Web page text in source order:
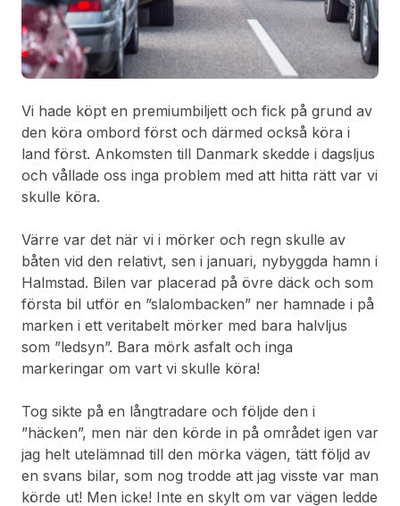
Vi hade köpt en premiumbiljett och fick på grund av
den köra ombord först och därmed också köra i
land först. Ankomsten till Danmark skedde i dagsljus
och vållade oss inga problem med att hitta rätt var vi
skulle köra.
Värre var det när vi i mörker och regn skulle av
båten vid den relativt, sen i januari, nybyggda hamn i
Halmstad. Bilen var placerad på övre däck och som
första bil utför en ”slalombacken” ner hamnade i på
marken i ett veritabelt mörker med bara halvljus
som ”ledsyn”. Bara mörk asfalt och inga
markeringar om vart vi skulle köra!
Tog sikte på en långtradare och följde den i
”häcken”, men när den körde in på området igen var
jag helt utelämnad till den mörka vägen, tätt följd av
en svans bilar, som nog trodde att jag visste var man
körde ut! Men icke! Inte en skylt om var vägen ledde